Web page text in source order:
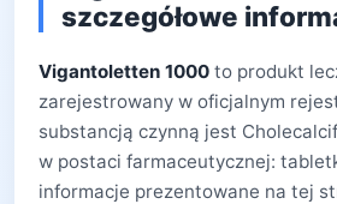
szczegółowe
Vigantoletten 1000 to produkt
zarejestrowany w oficjalnym
substancją czynną jest
w postaci farmaceutycznej:
informacje prezentowane na tej